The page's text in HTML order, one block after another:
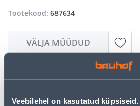
Veebilehel on kasutatud küpsiseid.
Tootekood: 687634
VÄLJA MÜÜDUD
Vabandame, kuid teavitame teid,
pakume suurepäraseid alternatiive